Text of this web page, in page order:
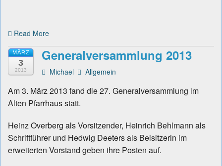
Read More
MÄRZ
3
2013
Generalversammlung 2013
Michael Allgemein
Am 3. März 2013 fand die 27. Generalversammlung im
Alten Pfarrhaus statt.
Heinz Overberg als Vorsitzender, Heinrich Behlmann als
Schriftführer und Hedwig Deeters als Beisitzerin im
erweiterten Vorstand geben ihre Posten auf.